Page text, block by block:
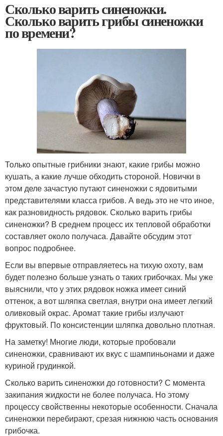
Сколько варить синеножки.
Сколько варить грибы синеножки
по времени?
Только опытные грибники знают, какие грибы можно
кушать, а какие лучше обходить стороной. Новички в
этом деле зачастую путают синеножки с ядовитыми
представителями класса грибов. А ведь это не что иное,
как разновидность рядовок. Сколько варить грибы
синеножки? В среднем процесс их тепловой обработки
составляет около получаса. Давайте обсудим этот
вопрос подробнее.
Если вы впервые отправляетесь на тихую охоту, вам
будет полезно больше узнать о таких грибочках. Мы уже
выяснили, что у этих рядовок ножка имеет синий
оттенок, а вот шляпка светлая, внутри она имеет легкий
оливковый окрас. Аромат такие грибы излучают
фруктовый. По консистенции шляпка довольно плотная.
На заметку! Многие люди, которые пробовали
синеножки, сравнивают их вкус с шампиньонами и даже
куриной грудинкой.
Сколько варить синеножки до готовности? С момента
закипания жидкости не более получаса. Но этому
процессу свойственны некоторые особенности. Сначала
синеножки перебирают, срезая нижнюю часть основания
грибочка.